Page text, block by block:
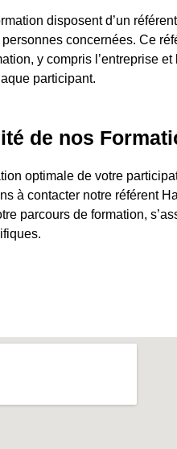
disposent d’un
concernées. Ce
y compris l’entreprise
participant.
de nos
optimale de votre
à contacter notre référent
parcours de formation,